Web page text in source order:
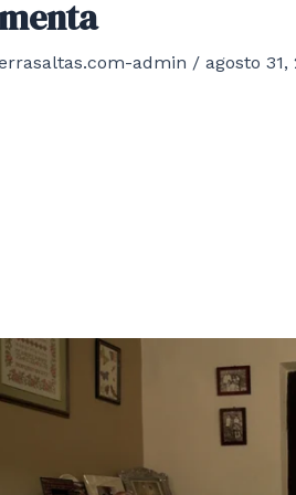
admin / agosto 31,